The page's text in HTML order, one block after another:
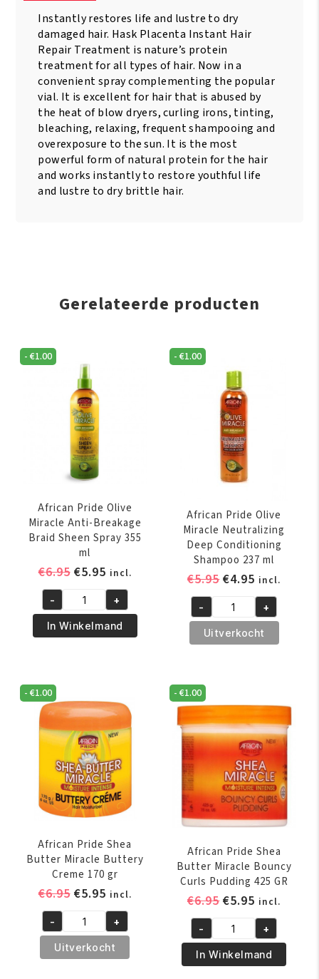
Instantly restores life and lustre to dry
damaged hair. Hask Placenta Instant Hair
Repair Treatment is nature’s protein
treatment for all types of hair. Now in a
convenient spray complementing the popular
vial. It is excellent for hair that is abused by
the heat of blow dryers, curling irons, tinting,
bleaching, relaxing, frequent shampooing and
overexposure to the sun. It is the most
powerful form of natural protein for the hair
and works instantly to restore youthful life
and lustre to dry brittle hair.
Gerelateerde producten
-€1.00
African Pride Olive
Miracle Anti-Breakage
Braid Sheen Spray 355
ml
€6.95 Oorspronkelijke
was:
€6.95.
€5.95Huidige
prijs
is:
€5.95.
incl.
African
Pride
Olive
Breakage
Braid
Sheen
Spray
355
ml
aantal
- +
In Winkelmand
-€1.00
African Pride Olive
Miracle Neutralizing
Deep Conditioning
Shampoo 237 ml
€5.95
was:
€5.95.
€4.95 Huidige
prijs
is:
€4.95.
incl.
African
Pride
Olive
Neutralizing
Deep
Conditioning
Shampoo
237
ml
aantal
- +
Uitverkocht
-€1.00
African Pride Shea
Butter Miracle Buttery
Creme 170 gr
€6.95 Oorspronkelijke
was:
€6.95.
€5.95Huidige
prijs
is:
€5.95.
incl.
African
Pride
Shea
- +
Uitverkocht
-€1.00
African Pride Shea
Butter Miracle Bouncy
Curls Pudding 425 GR
€6.95
was:
€6.95.
€5.95 Huidige
prijs
is:
€5.95.
incl.
African
Pride
Shea
- +
In Winkelmand